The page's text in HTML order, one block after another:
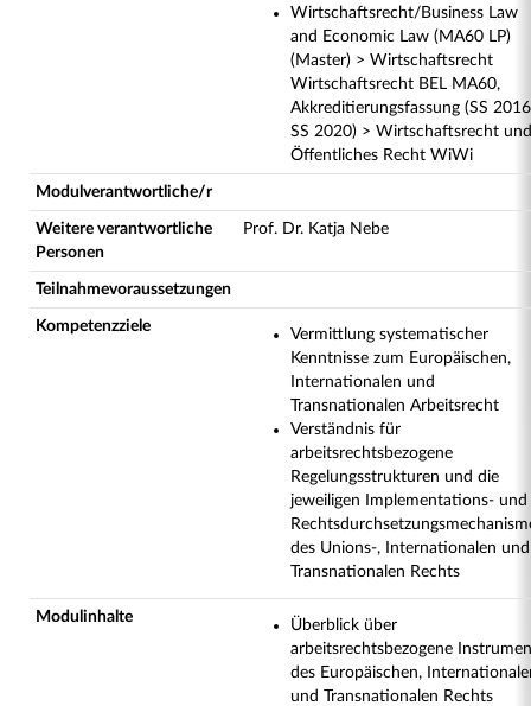
Wirtschaftsrecht/Business Law
and Economic Law (MA60 LP)
(Master) > Wirtschaftsrecht
Wirtschaftsrecht BEL MA60,
Akkreditierungsfassung (SS
SS 2020) > Wirtschaftsrecht und
Öffentliches Recht WiWi
Modulverantwortliche/r
Weitere verantwortliche
Personen
Prof. Dr. Katja Nebe
Teilnahmevoraussetzungen
Kompetenzziele
Vermittlung systematischer
Kenntnisse zum Europäischen,
Internationalen und
Transnationalen Arbeitsrecht
Verständnis für
arbeitsrechtsbezogene
Regelungsstrukturen und die
jeweiligen Implementations- und
des Unions-, Internationalen und
Transnationalen Rechts
Modulinhalte
Überblick über
arbeitsrechtsbezogene
des Europäischen,
und Transnationalen Rechts